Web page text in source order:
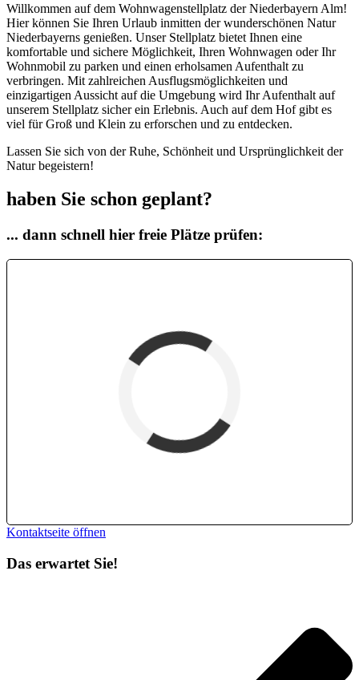
Willkommen auf dem Wohnwagenstellplatz der Niederbayern Alm!
Hier können Sie Ihren Urlaub inmitten der wunderschönen Natur
Niederbayerns genießen. Unser Stellplatz bietet Ihnen eine
komfortable und sichere Möglichkeit, Ihren Wohnwagen oder Ihr
Wohnmobil zu parken und einen erholsamen Aufenthalt zu
verbringen. Mit zahlreichen Ausflugsmöglichkeiten und
einzigartigen Aussicht auf die Umgebung wird Ihr Aufenthalt auf
unserem Stellplatz sicher ein Erlebnis. Auch auf dem Hof gibt es
viel für Groß und Klein zu erforschen und zu entdecken.
Lassen Sie sich von der Ruhe, Schönheit und Ursprünglichkeit der
Natur begeistern!
haben Sie schon geplant?
... dann schnell hier freie Plätze prüfen:
Kontaktseite öffnen
Das erwartet Sie!